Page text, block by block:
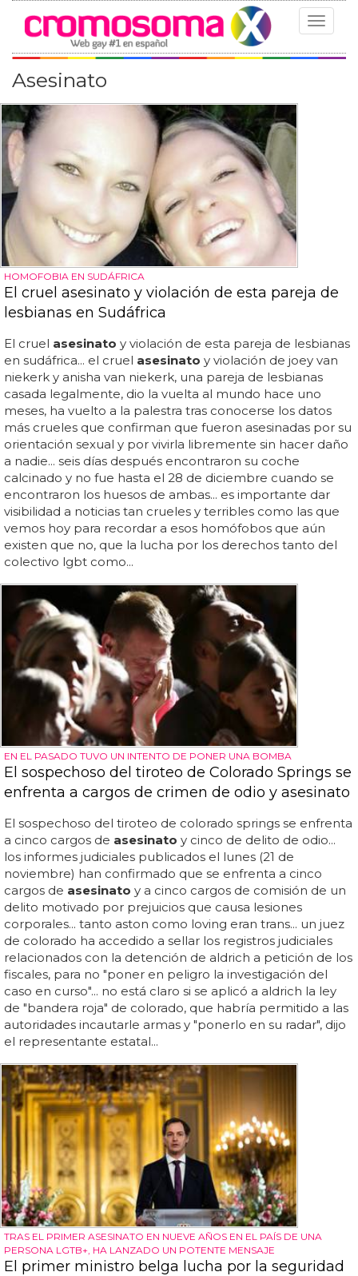
Toggle
Asesinato
HOMOFOBIA EN SUDÁFRICA
El cruel asesinato y violación de esta pareja de
lesbianas en Sudáfrica
El cruel asesinato y violación de esta pareja de lesbianas
en sudáfrica... el cruel asesinato y violación de joey van
niekerk y anisha van niekerk, una pareja de lesbianas
casada legalmente, dio la vuelta al mundo hace uno
meses, ha vuelto a la palestra tras conocerse los datos
más crueles que confirman que fueron asesinadas por su
orientación sexual y por vivirla libremente sin hacer daño
a nadie... seis días después encontraron su coche
calcinado y no fue hasta el 28 de diciembre cuando se
encontraron los huesos de ambas... es importante dar
visibilidad a noticias tan crueles y terribles como las que
vemos hoy para recordar a esos homófobos que aún
existen que no, que la lucha por los derechos tanto del
colectivo lgbt como...
EN EL PASADO TUVO UN INTENTO DE PONER UNA BOMBA
El sospechoso del tiroteo de Colorado Springs se
enfrenta a cargos de crimen de odio y asesinato
El sospechoso del tiroteo de colorado springs se enfrenta
a cinco cargos de asesinato y cinco de delito de odio...
los informes judiciales publicados el lunes (21 de
noviembre) han confirmado que se enfrenta a cinco
cargos de asesinato y a cinco cargos de comisión de un
delito motivado por prejuicios que causa lesiones
corporales... tanto aston como loving eran trans... un juez
de colorado ha accedido a sellar los registros judiciales
relacionados con la detención de aldrich a petición de los
fiscales, para no "poner en peligro la investigación del
caso en curso"... no está claro si se aplicó a aldrich la ley
de "bandera roja" de colorado, que habría permitido a las
autoridades incautarle armas y "ponerlo en su radar", dijo
el representante estatal...
TRAS EL PRIMER ASESINATO EN NUEVE AÑOS EN EL PAÍS DE UNA
PERSONA LGTB+, HA LANZADO UN POTENTE MENSAJE
El primer ministro belga lucha por la seguridad